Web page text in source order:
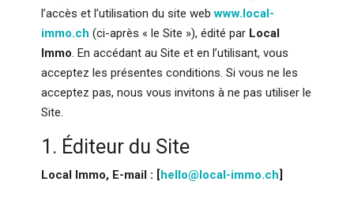
l’accès et l’utilisation du site webwww.local-
immo.ch (ci-après « le Site »), édité par Local
Immo. En accédant au Site et en l’utilisant, vous
acceptez les présentes conditions. Si vous ne les
acceptez pas, nous vous invitons à ne pas utiliser le
Site.
1. Éditeur du Site
Local Immo, E-mail : [hello@local-immo.ch]